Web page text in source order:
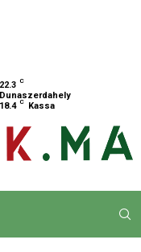
22.3 C
Dunaszerdahely
18.4 C Kassa